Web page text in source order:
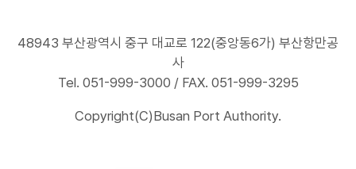
48943 부산광역시 중구 대교로 122(중앙동6가) 부산항만공
사
Tel. 051-999-3000 / FAX. 051-999-3295
Copyright(C)Busan Port Authority.